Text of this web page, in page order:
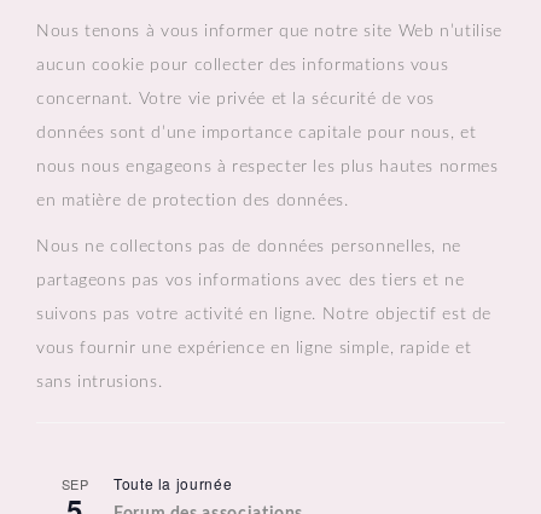
Nous tenons à vous informer que notre site Web n’utilise
aucun cookie pour collecter des informations vous
concernant. Votre vie privée et la sécurité de vos
données sont d’une importance capitale pour nous, et
nous nous engageons à respecter les plus hautes normes
en matière de protection des données.
Nous ne collectons pas de données personnelles, ne
partageons pas vos informations avec des tiers et ne
suivons pas votre activité en ligne. Notre objectif est de
vous fournir une expérience en ligne simple, rapide et
sans intrusions.
SEP Toute la journée